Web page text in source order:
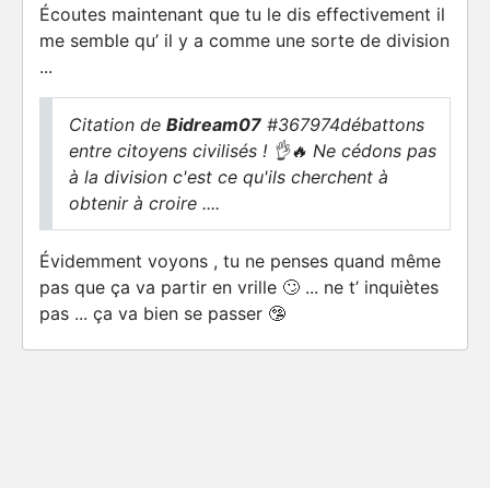
Écoutes maintenant que tu le dis effectivement il
me semble qu’ il y a comme une sorte de division
...
Citation de Bidream07 #367974débattons
entre citoyens civilisés ! 👌🔥 Ne cédons pas
à la division c'est ce qu'ils cherchent à
obtenir à croire ....
Évidemment voyons , tu ne penses quand même
pas que ça va partir en vrille 🙄 ... ne t’ inquiètes
pas ... ça va bien se passer 🤥